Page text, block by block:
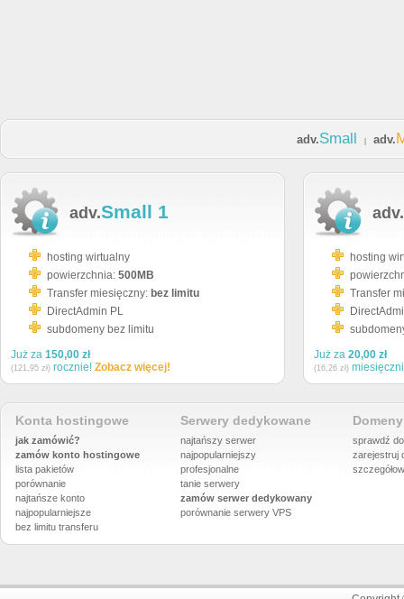
adv.Small adv.
adv.Small 1
hosting wirtualny
powierzchnia: 500MB
Transfer miesięczny: bez limitu
DirectAdmin PL
subdomeny bez limitu
Już za 150,00 zł
(121,95 zł) rocznie! Zobacz więcej!
adv.
hosting
Transfer
Już za 20,00 zł
(16,26 zł)
Konta hostingowe
jak zamówić?
zamów konto hostingowe
lista pakietów
porównanie
najtańsze konto
najpopularniejsze
bez limitu transferu
Serwery dedykowane
najtańszy serwer
najpopularniejszy
profesjonalne
tanie serwery
zamów serwer dedykowany
porównanie serwery VPS
sprawdź
zarejestruj